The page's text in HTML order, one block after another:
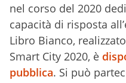
nel corso del 2020
capacità di risposta
Libro Bianco,
Smart City 2020, è
pubblica. Si può